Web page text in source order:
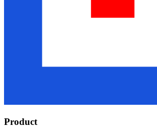
Product